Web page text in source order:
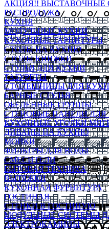
АКЦИЯ!! ВЫСТАВОЧНЫЕ
РАСПРОДАЖА
КУХНЯ
МОДУЛЬНЫЕ КУХНИ
КУХОННЫЕ ГАРНИТУРЫ
СТОЛЫ НА КУХНЮ
СТОЛЫ КНИЖКИ
СТУЛЬЯ ДЛЯ КУХНИ
ТАБУРЕТЫ
СТОЛЕШНИЦЫ ДЛЯ
БАРНЫЕ СТУЛЬЯ
ОБЕДЕННЫЕ ГРУППЫ
СТЕНОВЫЕ ПАНЕЛИ
КУХОННЫЕ УГОЛКИ
ДИВАНЫ НА КУХНЮ
МОЙКИ
ФИЛЬТРЫ ДЛЯ ВОДЫ
СМЕСИТЕЛИ
БЫТОВАЯ ТЕХНИКА
ВЫТЯЖКИ
КУХОННАЯ ФУРНИТУРА
ГОСТИНАЯ
СТЕНКИ В ГОСТИНУЮ
МОДУЛЬНЫЕ СИСТЕМЫ
ЭЛЕКТРОКАМИНЫ